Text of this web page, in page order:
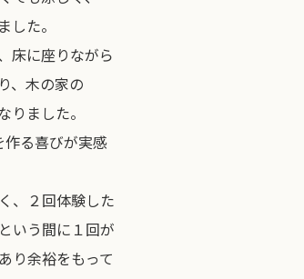
た。
床に座りながら
、木の家の
ました。
る喜びが実感
、２回体験した
いう間に１回が
り余裕をもって